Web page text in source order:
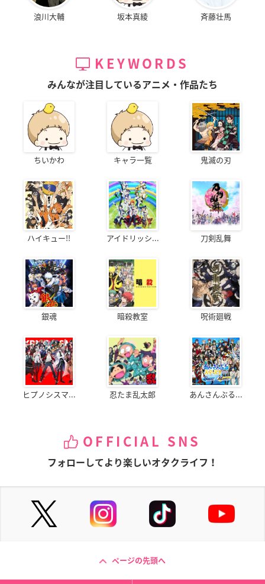
浪川大輔 坂本真綾 斉藤壮馬
KEYWORDS
みんなが注目しているアニメ・作品たち
ちいかわ キャラ一覧 鬼滅の刃
ハイキュー!! アイドリッシ... 刀剣乱舞
銀魂 暗殺教室 呪術廻戦
ヒプノシスマ... 忍たま乱太郎 あんさんぶる...
OFFICIAL SNS
フォローしてより楽しいオタクライフ！
ページの先頭へ